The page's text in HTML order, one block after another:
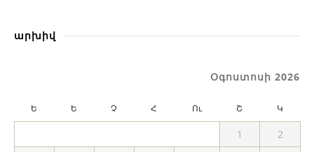
արխիվ
Օգոստոսի 2026
Ե Ե Չ Հ Ու Շ Կ
1
2